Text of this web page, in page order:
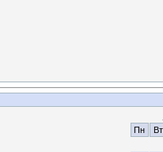
Пн
Вт